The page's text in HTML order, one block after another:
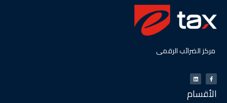
مركز الضرائب الرقمى
الأقسام